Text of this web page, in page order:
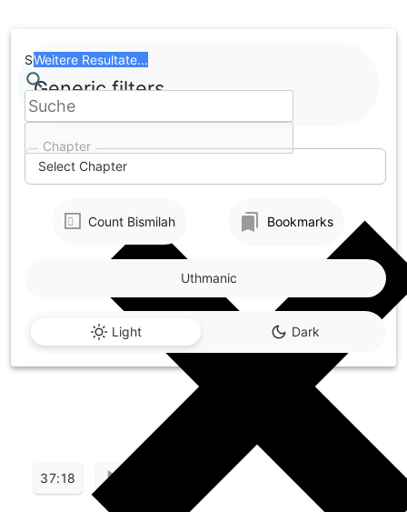
to
content
Chapter
Select Chapter
Search
Weitere Resultate...
Generic filters
Count Bismilah Bookmarks
Light Dark
Uthmanic
37:18